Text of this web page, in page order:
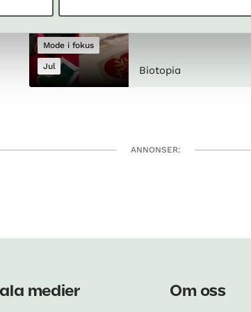
Mode i fokus
Jul
9 december Gratis
Biotopia
ANNONSER:
medier Om oss